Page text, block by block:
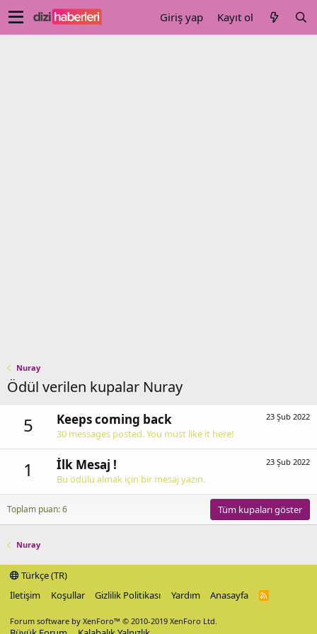
Giriş yap Kayıt ol
Nuray
Ödül verilen kupalar Nuray
5 23 Şub 2022
Keeps coming back
30 messages posted. You must like it here!
1 23 Şub 2022
İlk Mesaj !
Bu ödülü almak için bir mesaj yazın.
Toplam puan: 6 Tüm kupaları göster
Nuray
Türkçe (TR)
İletişim
Koşullar Gizlilik Politikası Yardım Anasayfa
R
S
Forum software by XenForo™ © 2010-2019 XenForo Ltd.